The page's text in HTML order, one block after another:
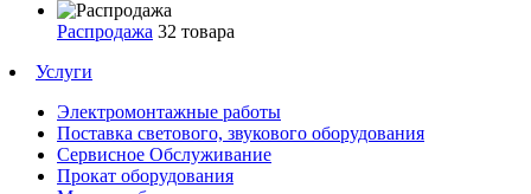
Распродажа 32 товара
Услуги
Электромонтажные работы
Поставка светового, звукового оборудования
Сервисное Обслуживание
Прокат оборудования